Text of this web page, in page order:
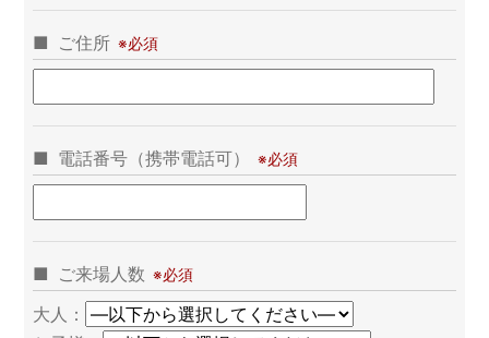
ご住所
電話番号（携帯電話可）
ご来場人数
大人：